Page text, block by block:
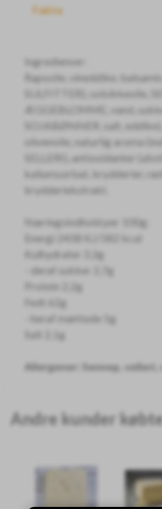
Fakta
Ingredienser:
Rapsolie, vineddike,
SULFITTER), solsikkeolie,
ÆGGEBLOMME, vand,
SOJABØNNER, salt,
olivenolie, naturlig aroma
SELLERI), antioxidanter
kaliumsorbat, krydderier,
krydderiekstrakt.
Næringsindhold per 100g:
Energi 2438 KJ/582 kcal
Kulhydrater 3,3g
- deraf sukker 2,7g
Protein 2,2g
Fedt 62g
- heraf mættede 5g
Salt 2,1g
Allergener: Sennep, selleri,
Andre kunder